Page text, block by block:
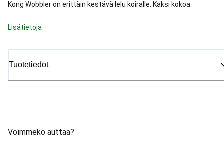
Kong Wobbler on erittäin kestävä lelu koiralle. Kaksi kokoa.
Lisätietoja
Tuotetiedot
Voimmeko auttaa?